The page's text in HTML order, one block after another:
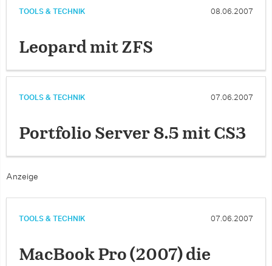
TOOLS & TECHNIK 08.06.2007
Leopard mit ZFS
TOOLS & TECHNIK 07.06.2007
Portfolio Server 8.5 mit CS3
Anzeige
TOOLS & TECHNIK 07.06.2007
MacBook Pro (2007) die